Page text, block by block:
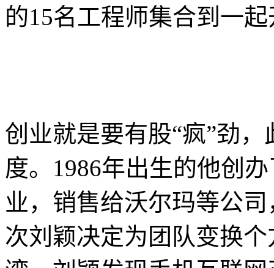
的15名工程师集合到一
创业就是要有股“疯”劲
度。1986年出生的他创
业，销售给沃尔玛等公
次刘颖决定为团队变换